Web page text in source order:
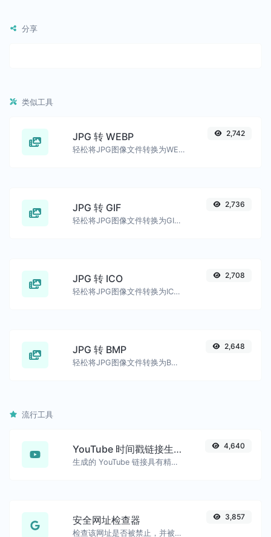
分享
类似工具
JPG 转 WEBP
轻松将JPG图像文件转换为WEBP。
2,742
JPG 转 GIF
轻松将JPG图像文件转换为GIF。
2,736
JPG 转 ICO
轻松将JPG图像文件转换为ICO。
2,708
JPG 转 BMP
轻松将JPG图像文件转换为BMP。
2,648
流行工具
YouTube 时间戳链接生成器
生成的 YouTube 链接具有精确的开始时间戳，方便移动用户使用。
4,640
安全网址检查器
检查该网址是否被禁止，并被谷歌标记为安全/不安全。
3,857